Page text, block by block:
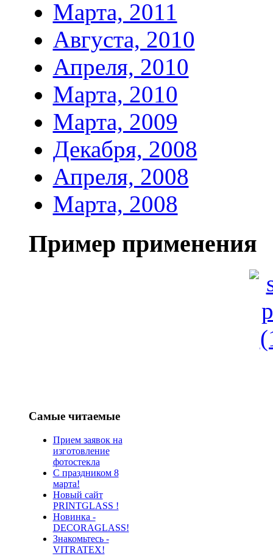
Марта, 2011
Августа, 2010
Апреля, 2010
Марта, 2010
Марта, 2009
Декабря, 2008
Апреля, 2008
Марта, 2008
Пример применения
Самые читаемые
Прием заявок на
изготовление
фотостекла
С праздником 8
марта!
Новый сайт
PRINTGLASS !
Новинка -
DECORAGLASS!
Знакомьтесь -
VITRATEX!